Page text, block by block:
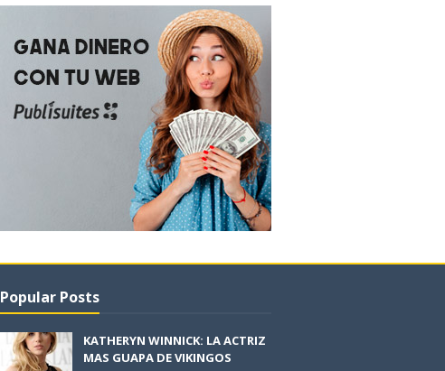
Popular Posts
KATHERYN WINNICK: LA ACTRIZ
MAS GUAPA DE VIKINGOS